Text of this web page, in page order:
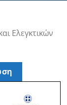
Ελεγκτικών